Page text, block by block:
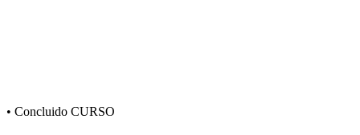
• Concluido CURSO